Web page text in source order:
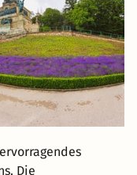
Die